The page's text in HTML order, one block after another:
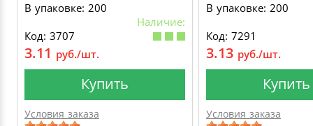
В упаковке: 200
Наличие:
Код: 3707
3.11 руб./шт.
Купить
Условия заказа
В упаковке: 200
Код: 7291
3.13 руб./шт.
Купить
Условия заказа